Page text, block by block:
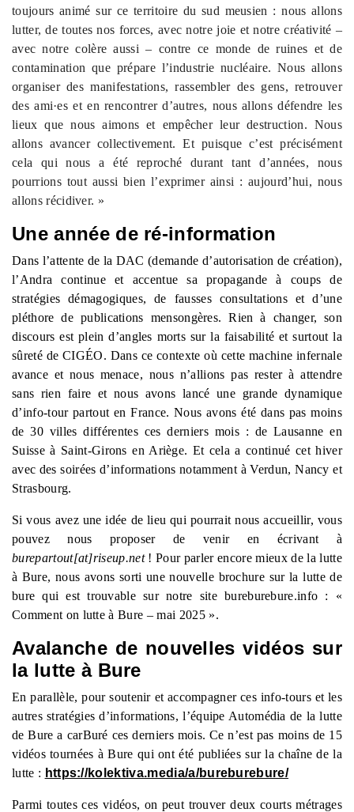
toujours animé sur ce territoire du sud meusien : nous allons
lutter, de toutes nos forces, avec notre joie et notre créativité –
avec notre colère aussi – contre ce monde de ruines et de
contamination que prépare l’industrie nucléaire. Nous allons
organiser des manifestations, rassembler des gens, retrouver
des ami·es et en rencontrer d’autres, nous allons défendre les
lieux que nous aimons et empêcher leur destruction. Nous
allons avancer collectivement. Et puisque c’est précisément
cela qui nous a été reproché durant tant d’années, nous
pourrions tout aussi bien l’exprimer ainsi : aujourd’hui, nous
allons récidiver. »
Une année de ré-information
Dans l’attente de la DAC (demande d’autorisation de création),
l’Andra continue et accentue sa propagande à coups de
stratégies démagogiques, de fausses consultations et d’une
pléthore de publications mensongères. Rien à changer, son
discours est plein d’angles morts sur la faisabilité et surtout la
sûreté de CIGÉO. Dans ce contexte où cette machine infernale
avance et nous menace, nous n’allions pas rester à attendre
sans rien faire et nous avons lancé une grande dynamique
d’info-tour partout en France. Nous avons été dans pas moins
de 30 villes différentes ces derniers mois : de Lausanne en
Suisse à Saint-Girons en Ariège. Et cela a continué cet hiver
avec des soirées d’informations notamment à Verdun, Nancy et
Strasbourg.
Si vous avez une idée de lieu qui pourrait nous accueillir, vous
pouvez nous proposer de venir en écrivant à
burepartout[at]riseup.net! Pour parler encore mieux de la lutte
à Bure, nous avons sorti une nouvelle brochure sur la lutte de
bure qui est trouvable sur notre site bureburebure.info : «
Comment on lutte à Bure – mai 2025 ».
Avalanche de nouvelles vidéos sur
la lutte à Bure
En parallèle, pour soutenir et accompagner ces info-tours et les
autres stratégies d’informations, l’équipe Automédia de la lutte
de Bure a carBuré ces derniers mois. Ce n’est pas moins de 15
vidéos tournées à Bure qui ont été publiées sur la chaîne de la
lutte : https://kolektiva.media/a/bureburebure/
Parmi toutes ces vidéos, on peut trouver deux courts métrages